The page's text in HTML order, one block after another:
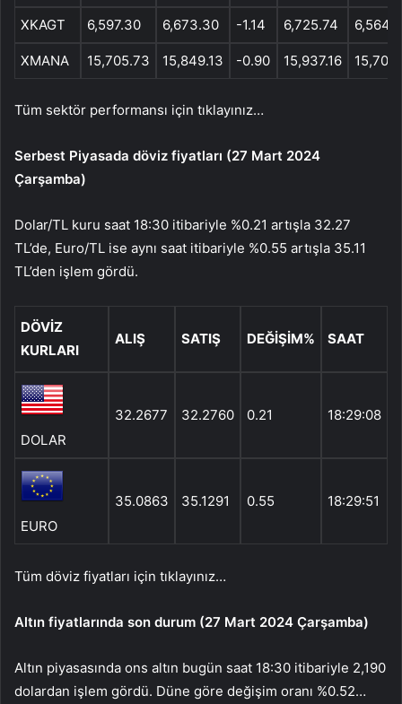
XKAGT 6,597.30 6,673.30 -1.14 6,725.74
XMANA 15,705.73 15,849.13 -0.90 15,937.16
Tüm sektör performansı için tıklayınız…
Serbest Piyasada döviz fiyatları (27 Mart 2024
Çarşamba)
Dolar/TL kuru saat 18:30 itibariyle %0.21 artışla 32.27
TL’de, Euro/TL ise aynı saat itibariyle %0.55 artışla 35.11
TL’den işlem gördü.
DÖVİZ
KURLARI
ALIŞ SATIŞ DEĞİŞİM% SAAT
DOLAR
32.2677 32.2760 0.21 18:29:08
EURO
35.0863 35.1291 0.55 18:29:51
Tüm döviz fiyatları için tıklayınız…
Altın fiyatlarında son durum (27 Mart 2024 Çarşamba)
Altın piyasasında ons altın bugün saat 18:30 itibariyle 2,190
dolardan işlem gördü. Düne göre değişim oranı %0.52…